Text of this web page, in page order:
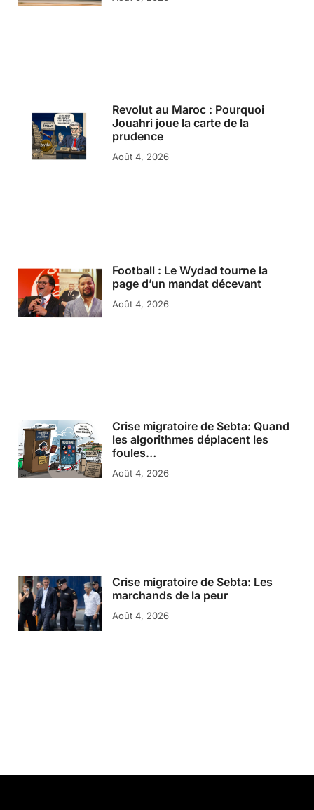
Revolut au Maroc : Pourquoi
Jouahri joue la carte de la
prudence
Août 4, 2026
Football : Le Wydad tourne la
page d’un mandat décevant
Août 4, 2026
Crise migratoire de Sebta: Quand
les algorithmes déplacent les
foules…
Août 4, 2026
Crise migratoire de Sebta: Les
marchands de la peur
Août 4, 2026